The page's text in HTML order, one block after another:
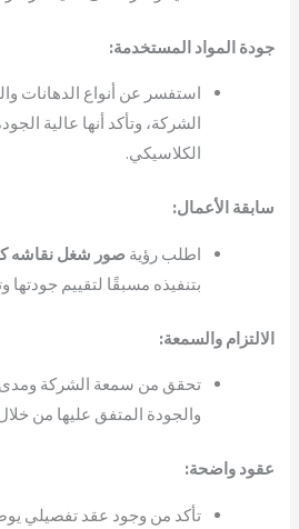
جودة المواد المستخدمة:
استفسر عن أنواع الدهانات
الشركة، وتأكد أنها عالية
الكلاسيكي.
سابقة الأعمال:
اطلب رؤية صور شغل نقاشه
بتنفيذه مسبقًا لتقييم جودتها
الالتزام والسمعة:
تحقق من سمعة الشركة ومدى
والجودة المتفق عليها من
عقود واضحة:
تأكد من وجود عقد تفصيلي